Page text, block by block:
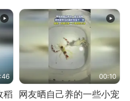
风口未延伸到外墙
稻
00:10
网友晒自己养的一些小宠